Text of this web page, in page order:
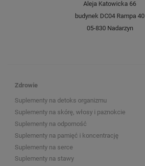
Aleja Katowicka 66
budynek DC04 Rampa 40
05-830 Nadarzyn
Zdrowie
Suplementy na detoks organizmu
Suplementy na skórę, włosy i paznokcie
Suplementy na odporność
Suplementy na pamięć i koncentrację
Suplementy na serce
Suplementy na stawy